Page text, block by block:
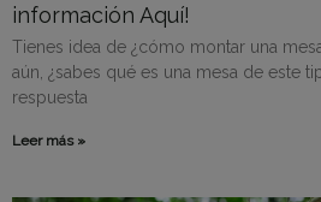
información Aquí!
Tienes idea de ¿cómo montar una
aún, ¿sabes qué es una mesa de este
respuesta
Leer más »